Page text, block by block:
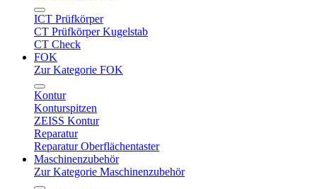
ICT Prüfkörper
CT Prüfkörper Kugelstab
CT Check
FOK
Zur Kategorie FOK
Kontur
Konturspitzen
ZEISS Kontur
Reparatur
Reparatur Oberflächentaster
Maschinenzubehör
Zur Kategorie Maschinenzubehör